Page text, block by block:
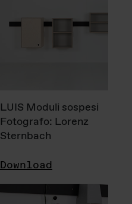
LUIS Moduli sospesi
Fotografo: Lorenz
Sternbach
Download